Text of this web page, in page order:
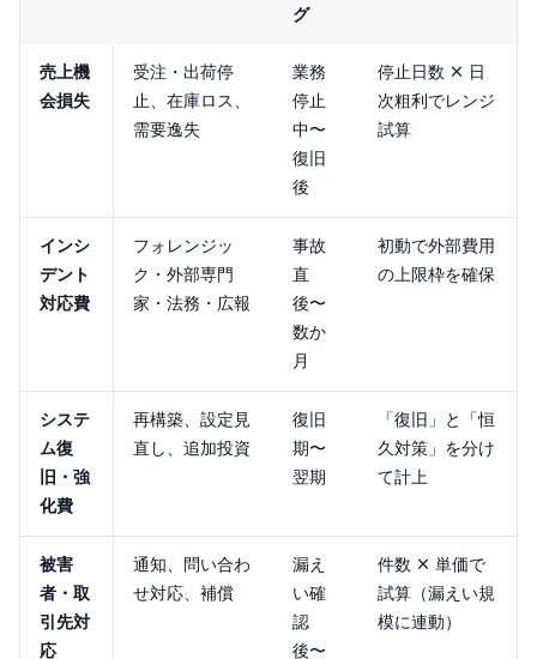
グ
売上機
会損失
受注・出荷停
止、在庫ロス、
需要逸失
業務
停止
中〜
復旧
後
停止日数 × 日
次粗利でレンジ
試算
インシ
デント
対応費
フォレンジッ
ク・外部専門
家・法務・広報
事故
直
後〜
数か
月
初動で外部費用
の上限枠を確保
システ
ム復
旧・強
化費
再構築、設定見
直し、追加投資
復旧
期〜
翌期
「復旧」と「恒
久対策」を分け
て計上
被害
者・取
引先対
応
通知、問い合わ
せ対応、補償
漏え
い確
認
後〜
件数 × 単価で
試算（漏えい規
模に連動）